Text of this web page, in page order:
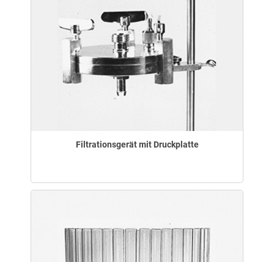
Filtrationsgerät mit Druckplatte